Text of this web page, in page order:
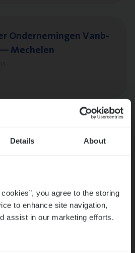
Details About
you agree to the storing
to enhance site navigation,
assist in our marketing efforts.
Onder­ne­min­gen Van­b­
Mechelen
Marine